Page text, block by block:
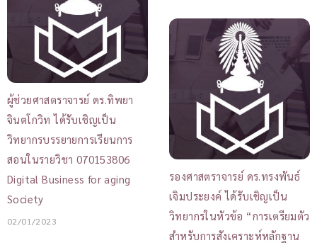
ผู้ช่วยศาสตราจารย์ ดร.ทิพยา
จินตโกวิท ได้รับเชิญเป็น
วิทยากรบรรยายการเรียนการ
สอนในรายวิชา 070153806
Digital Business for aging
Society
02/01/2023
รองศาสตราจารย์ ดร.ทรงพันธ์
เจิมประยงค์ ได้รับเชิญเป็น
วิทยากรในหัวข้อ “การเตรียมตัว
สำหรับการสังเคราะห์หลักฐาน